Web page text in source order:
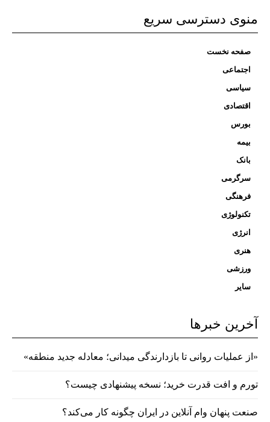
منوی دسترسی سریع
صفحه نخست
اجتماعی
سیاسی
اقتصادی
بورس
بیمه
بانک
سرگرمی
فرهنگی
تکنولوژی
انرژی
هنری
ورزشی
سایر
آخرین خبرها
«از عملیات روانی تا بازدارندگی میدانی؛ معادله جدید منطقه»
تورم و افت قدرت خرید؛ نسخه پیشنهادی چیست؟
صنعت پنهان وام آنلاین در ایران چگونه کار می‌کند؟